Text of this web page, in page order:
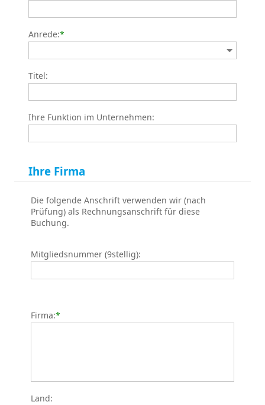
Anrede:*
Titel:
Ihre Funktion im Unternehmen:
Ihre Firma
Die folgende Anschrift verwenden wir (nach
Prüfung) als Rechnungsanschrift für diese
Buchung.
Mitgliedsnummer (9stellig):
Firma:*
Land: